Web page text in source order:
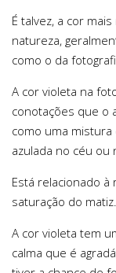
É talvez, a cor
natureza,
como o da
A cor violeta na
conotações que o
como uma
azulada no céu ou
Está relacionado à
saturação do matiz.
A cor violeta tem
calma que é